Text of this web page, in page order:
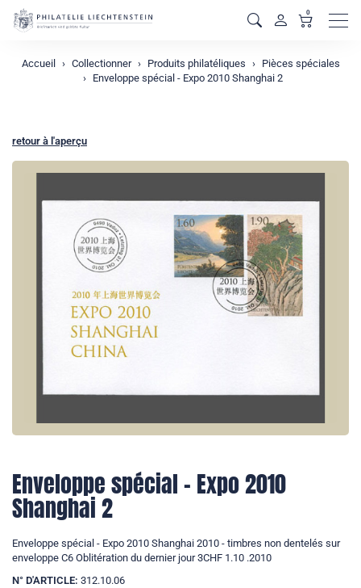
0
Accueil Collectionner Produits philatéliques
Pièces spéciales
Enveloppe spécial - Expo 2010 Shanghai 2
retour à l'aperçu
Enveloppe spécial - Expo 2010
Shanghai 2
Enveloppe spécial - Expo 2010 Shanghai 2010 - timbres non dentelés sur
enveloppe C6 Oblitération du dernier jour 3CHF 1.10 .2010
N° D'ARTICLE: 312.10.06